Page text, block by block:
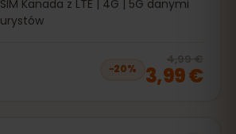
Kanada z LTE | 4G | 5G danymi
−20%
4,99 €
3,99 €